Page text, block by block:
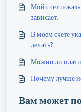
Мой счет
зависает.
В моем счете
делать?
Можно ли
Почему лучше
Вам может